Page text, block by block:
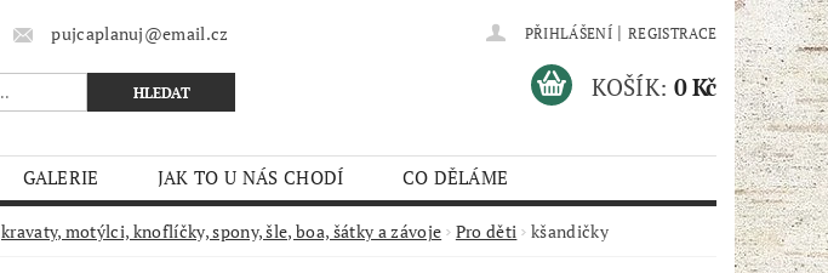
pujcaplanuj@email.cz PŘIHLÁŠENÍ | REGISTRACE
KOŠÍK: 0 Kč
GALERIE JAK TO U NÁS CHODÍ
CO DĚLÁME
kravaty, motýlci, knoflíčky, spony, šle, boa, šátky a závoje Pro děti kšandičky